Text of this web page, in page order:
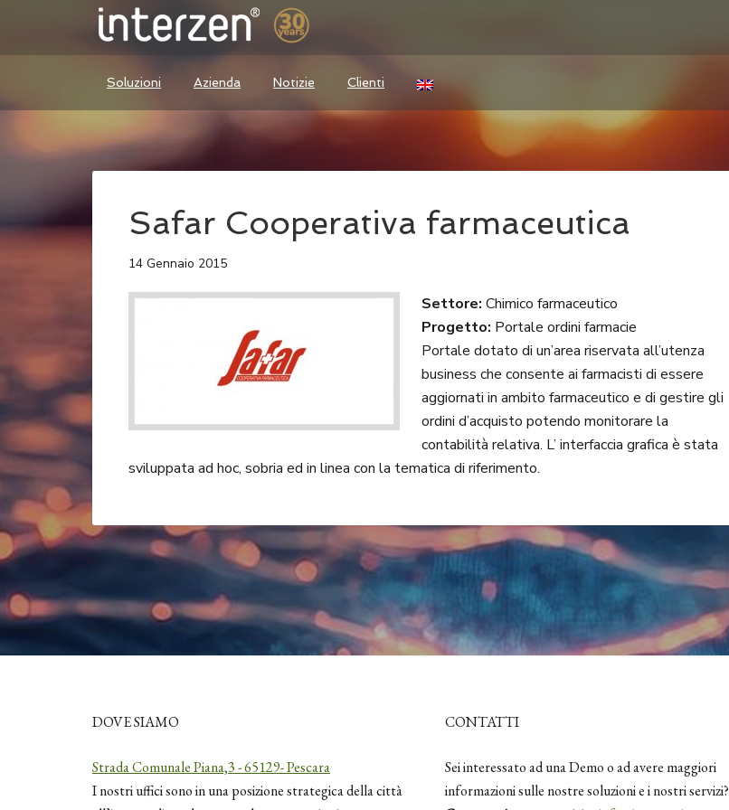
Soluzioni Azienda Notizie Clienti
Safar Cooperativa farmaceutica
14 Gennaio 2015
Settore: Chimico farmaceutico
Progetto: Portale ordini farmacie
Portale dotato di un’area riservata all’utenza
business che consente ai farmacisti di essere
aggiornati in ambito farmaceutico e di gestire gli
ordini d’acquisto potendo monitorare la
contabilità relativa. L’ interfaccia grafica è stata
sviluppata ad hoc, sobria ed in linea con la tematica di riferimento.
DOVE SIAMO
Strada Comunale Piana,3 - 65129- Pescara
I nostri uffici sono in una posizione strategica della città
CONTATTI
Sei interessato ad una Demo o ad avere maggiori
informazioni sulle nostre soluzioni e i nostri servizi?